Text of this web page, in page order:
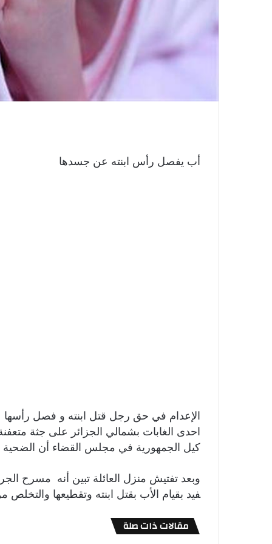
أب يفصل رأس ابنته عن جسدها
الإعدام في حق رجل قتل ابنته و فصل
كيل الجمهورية في مجلس القضاء أن
وبعد تفتيش منزل العائلة تبين أنه مسرح
فيد بقيام الأب بقتل ابنته وتقطيعها والتخلص
مقالات ذات صلة